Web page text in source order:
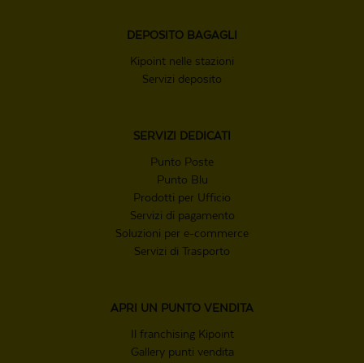
DEPOSITO BAGAGLI
Kipoint nelle stazioni
Servizi deposito
SERVIZI
DEDICATI
Punto Poste
Punto Blu
Prodotti per Ufficio
Servizi di pagamento
Soluzioni per e-commerce
Servizi di Trasporto
APRI UN
PUNTO VENDITA
Il franchising Kipoint
Gallery punti vendita